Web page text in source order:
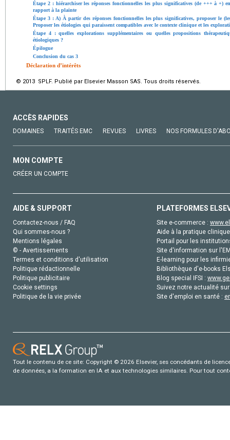
Étape 2 : hiérarchiser les réponses fonctionnelles les plus significatives (de +++ à +)
rapport à la plainte
Étape 3 : A) À partir des réponses fonctionnelles les plus significatives, proposer le
Proposer les étiologies qui paraissent compatibles avec le contexte clinique et les
Étape 4 : quelles explorations supplémentaires ou quelles propositions
étiologiques ?
Épilogue
Conclusion du cas 3
Déclaration d’intérêts
© 2013 SPLF. Publié par Elsevier Masson SAS. Tous droits réservés.
ACCÈS RAPIDES
DOMAINES TRAITÉS EMC REVUES LIVRES NOS FORMULES
MON COMPTE
CRÉER UN COMPTE
AIDE & SUPPORT
Contactez-nous / FAQ
Qui sommes-nous ?
Mentions légales
© - Avertissements
Termes et conditions d'utilisation
Politique rédactionnelle
Politique publicitaire
Cookie settings
Politique de la vie privée
PLATEFORMES
Site e-commerce :
Aide à la pratique
Portail pour les
Site d'information sur
E-learning pour les
Bibliothèque d'e-books
Blog special IFSI :
Suivez notre actualité
Site d'emploi en santé :
Tout le contenu de ce site: Copyright © 2026 Elsevier, ses concédants de
de données, a la formation en IA et aux technologies similaires. Pour tout